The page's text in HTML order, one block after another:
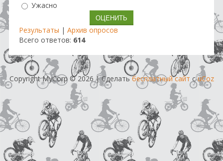
Ужасно
Результаты | Архив опросов
Всего ответов: 614
Copyright MyCorp © 2026|Сделатьбесплатный сайт сuCoz